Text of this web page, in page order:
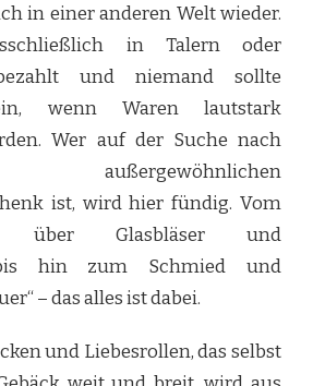
in einer anderen Welt wieder.
in Talern oder
und niemand sollte
wenn Waren lautstark
Wer auf der Suche nach
ist, wird hier fündig. Vom
über Glasbläser und
bis hin zum Schmied und
– das alles ist dabei.
und Liebesrollen, das selbst